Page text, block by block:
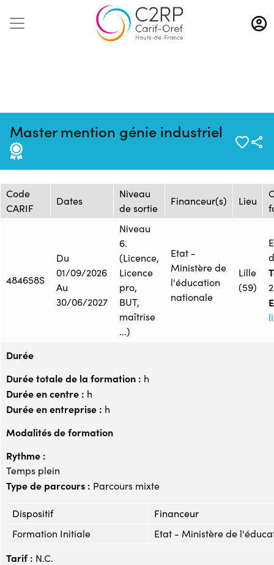
Aller
au
contenu
Master mention génie industriel
06/08/2026
ONISEP_2472092F
ONISEP
Session de formation
Code
CARIF
Dates
Niveau
de sortie
Financeur(s) Lieu
484658S
Du
01/09/2026
Au
30/06/2027
Niveau
6.
(Licence,
Licence
pro,
BUT,
maîtrise
...)
Etat -
Ministère de
l'éducation
nationale
Lille
(59)
Durée
Durée totale de la formation : h
Durée en centre : h
Durée en entreprise : h
Modalités de formation
Rythme :
Temps plein
Type de parcours : Parcours mixte
Dispositif
Financeur
Formation Initiale
Etat - Ministère de
Tarif : N.C.